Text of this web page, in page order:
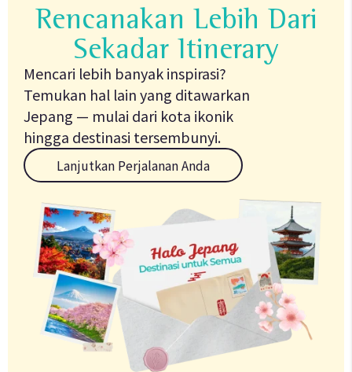
Rencanakan Lebih Dari
Sekadar Itinerary
Mencari lebih banyak inspirasi?
Temukan hal lain yang ditawarkan
Jepang — mulai dari kota ikonik
hingga destinasi tersembunyi.
Lanjutkan Perjalanan Anda